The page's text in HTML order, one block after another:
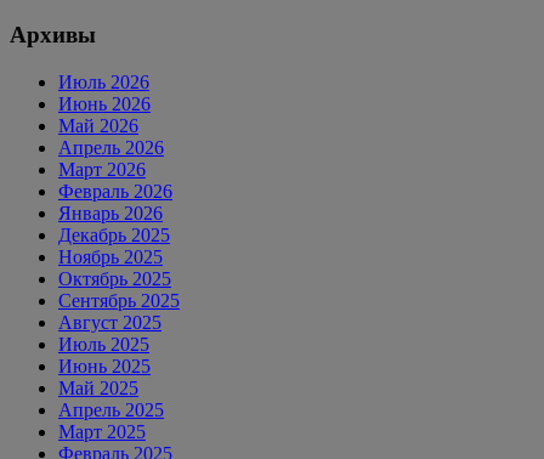
Архивы
Июль 2026
Июнь 2026
Май 2026
Апрель 2026
Март 2026
Февраль 2026
Январь 2026
Декабрь 2025
Ноябрь 2025
Октябрь 2025
Сентябрь 2025
Август 2025
Июль 2025
Июнь 2025
Май 2025
Апрель 2025
Март 2025
Февраль 2025